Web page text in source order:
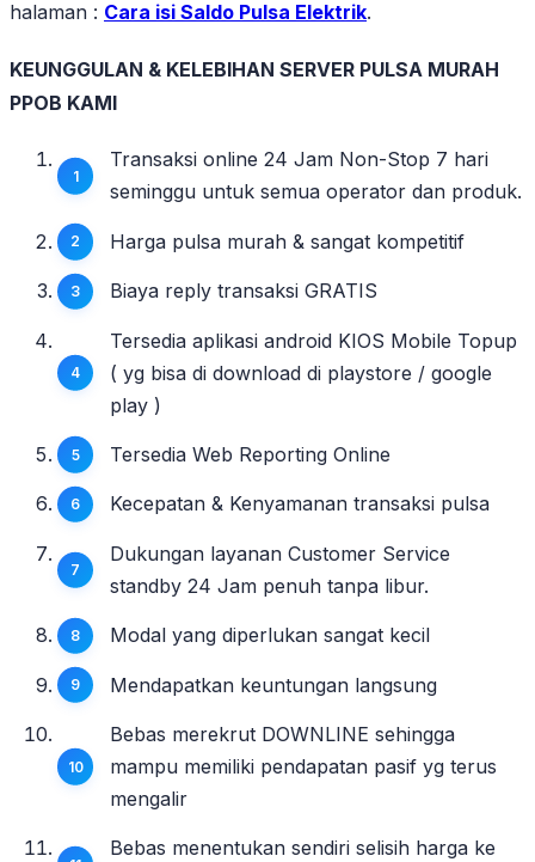
halaman : Cara isi Saldo Pulsa Elektrik.
KEUNGGULAN & KELEBIHAN SERVER PULSA MURAH
PPOB KAMI
Transaksi online 24 Jam Non-Stop 7 hari
seminggu untuk semua operator dan produk.
Harga pulsa murah & sangat kompetitif
Biaya reply transaksi GRATIS
Tersedia aplikasi android KIOS Mobile Topup
( yg bisa di download di playstore / google
play )
Tersedia Web Reporting Online
Kecepatan & Kenyamanan transaksi pulsa
Dukungan layanan Customer Service
standby 24 Jam penuh tanpa libur.
Modal yang diperlukan sangat kecil
Mendapatkan keuntungan langsung
Bebas merekrut DOWNLINE sehingga
mampu memiliki pendapatan pasif yg terus
mengalir
Bebas menentukan sendiri selisih harga ke